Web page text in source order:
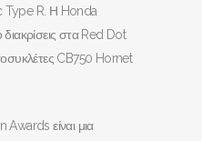
Type R. Η Honda
στα Red Dot
CB750 Hornet
είναι μια